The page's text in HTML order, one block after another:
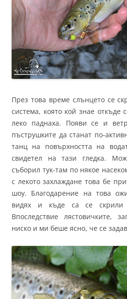
През това време слънцето се
система, която кой знае откъде
леко паднаха. Появи се и
пъструшките да станат по-
танц на повърхността на
свидетел на тази гледка.
съборил тук-там по някое
с лекото захлаждане това бе
шоу. Благодарение на това
видях и къде са се скрили
Впоследствие лястовичките,
ниско и ми беше ясно, че се